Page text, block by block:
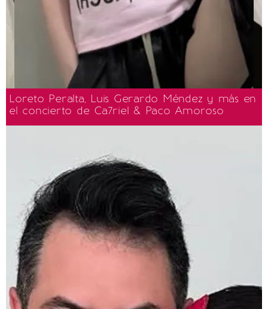
Loreto Peralta, Luis Gerardo Méndez y más en
el concierto de Ca7riel & Paco Amoroso